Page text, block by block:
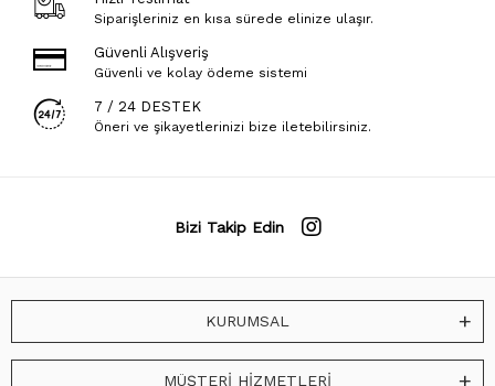
Siparişleriniz en kısa sürede elinize ulaşır.
Güvenli Alışveriş
Güvenli ve kolay ödeme sistemi
7 / 24 DESTEK
Öneri ve şikayetlerinizi bize iletebilirsiniz.
Bizi Takip Edin
KURUMSAL
MÜŞTERİ HİZMETLERİ